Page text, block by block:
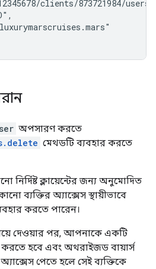
clients/873721984/users/
অপসারণ করতে
মেথডটি ব্যবহার করতে
ক্লায়েন্টের জন্য অনুমোদিত
ব্যক্তির অ্যাক্সেস স্থায়ীভাবে
করতে পারেন।
দেওয়ার পর, আপনাকে একটি
করতে হবে এবং অথরাইজড বায়ার্স
পেতে হলে সেই ব্যক্তিকে